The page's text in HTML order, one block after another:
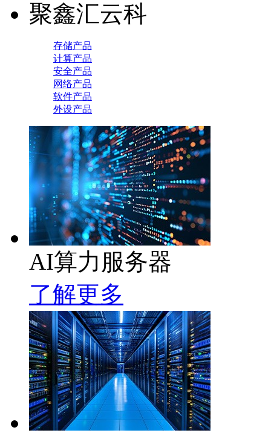
聚鑫汇云科
存储产品
计算产品
安全产品
网络产品
软件产品
外设产品
AI算力服务器
了解更多